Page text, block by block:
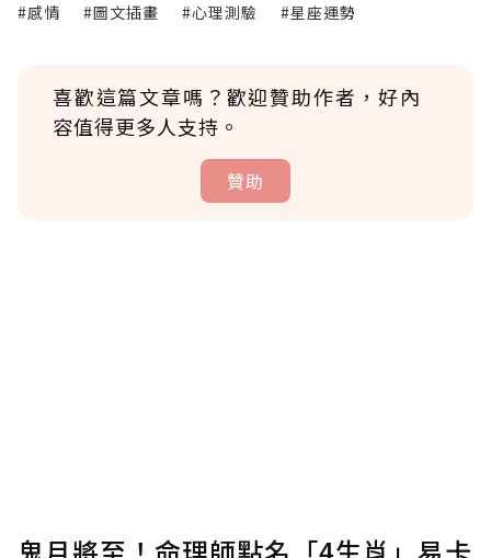
#感情 #圖文插畫 #心理測驗 #星座運勢
喜歡這篇文章嗎？歡迎贊助作者，好內
容值得更多人支持。
贊助